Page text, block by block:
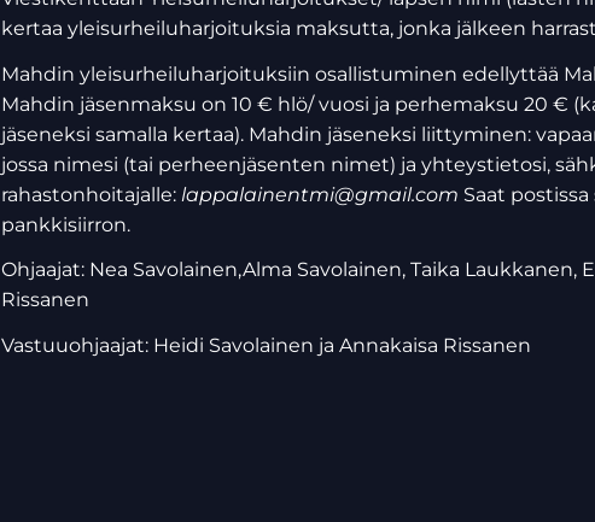
kertaa yleisurheiluharjoituksia maksutta, jonka jälkeen
Mahdin yleisurheiluharjoituksiin osallistuminen edellyttää
Mahdin jäsenmaksu on 10 € hlö/ vuosi ja perhemaksu 20 €
jäseneksi samalla kertaa). Mahdin jäseneksi liittyminen:
jossa nimesi (tai perheenjäsenten nimet) ja yhteystietosi,
rahastonhoitajalle: lappalainentmi@gmail.com Saat
pankkisiirron.
Ohjaajat: Nea Savolainen,Alma Savolainen, Taika Laukkanen,
Rissanen
Vastuuohjaajat: Heidi Savolainen ja Annakaisa Rissanen